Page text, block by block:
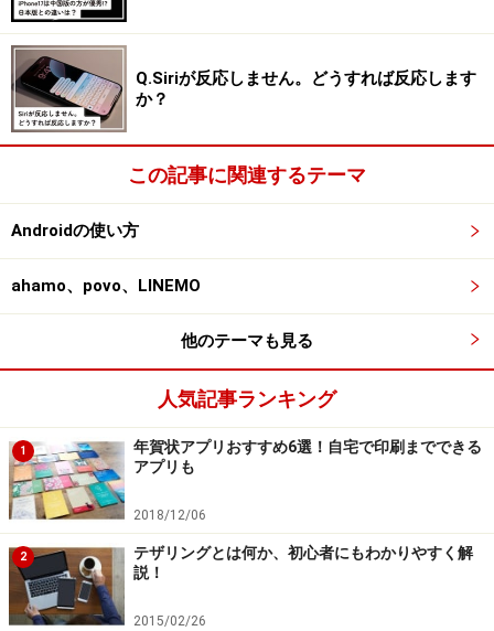
Q.Siriが反応しません。どうすれば反応します
か？
この記事に関連するテーマ
Androidの使い方
ahamo、povo、LINEMO
他のテーマも見る
人気記事ランキング
1
年賀状アプリおすすめ6選！自宅で印刷までできる
アプリも
2018/12/06
2
テザリングとは何か、初心者にもわかりやすく解
説！
2015/02/26